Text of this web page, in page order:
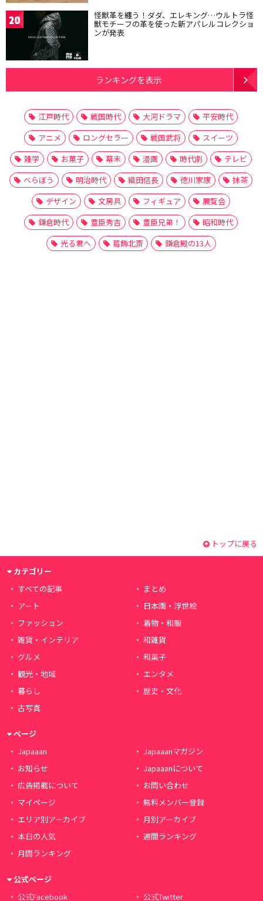
20 怪獣革を纏う！ダダ、エレキング…ウルトラ怪
獣モチーフの革を使った新アパレルコレクショ
ンが発表
ランキングを表示
江戸時代 戦国時代 大河ドラマ
平安時代
アニメ
ロングセラー 戦国武将
スイーツ
雑学
お菓子 幕末 漫画 時代劇
テレビ
べらぼう
明治時代 織田信長 徳川家康
抹茶
デザイン
文房具 フィギュア
展覧会
鎌倉時代
豊臣秀吉 豊臣兄弟！
昭和時代
光る君へ
葛飾北斎 鎌倉殿の13人
トップに戻る
カテゴリー
すべての記事
まとめ
アート
日本画・浮世絵
ファッション
着物・和服
雑貨・インテリア
和雑貨
グルメ
和菓子
観光・地域
エンタメ
暮らし
歴史・文化
古写真
ページ
Japaaan
Japaaanマガジン
お知らせ
Japaaanについて
広告掲載について
お問い合わせ
マイページ
無料メンバー登録
エリア別アーカイブ
月別アーカイブ
本日の人気
週間ランキング
月間ランキング
公式ページ
公式Facebook
公式Twitter